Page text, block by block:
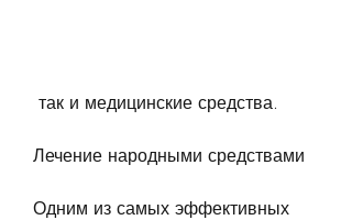
так и медицинские средства.
Лечение народными средствами
Одним из самых эффективных